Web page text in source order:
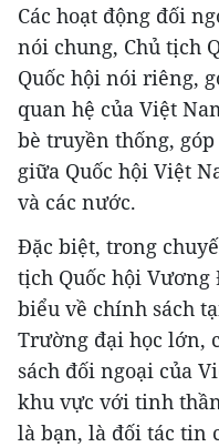
Các hoạt động đối
nói chung, Chủ tịch
Quốc hội nói riêng,
quan hệ của Việt
bè truyền thống,
giữa Quốc hội Việt
và các nước.
Đặc biệt, trong
tịch Quốc hội
biểu về chính sách
Trường đại học lớn,
sách đối ngoại của
khu vực với tinh
là bạn, là đối tác tin